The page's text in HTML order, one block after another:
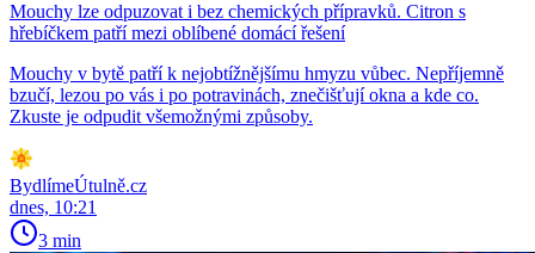
Mouchy lze odpuzovat i bez chemických přípravků. Citron s
hřebíčkem patří mezi oblíbené domácí řešení
Mouchy v bytě patří k nejobtížnějšímu hmyzu vůbec. Nepříjemně
bzučí, lezou po vás i po potravinách, znečišťují okna a kde co.
Zkuste je odpudit všemožnými způsoby.
BydlímeÚtulně.cz
dnes, 10:21
3 min